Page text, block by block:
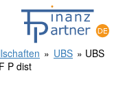
» UBS » UBS
P dist